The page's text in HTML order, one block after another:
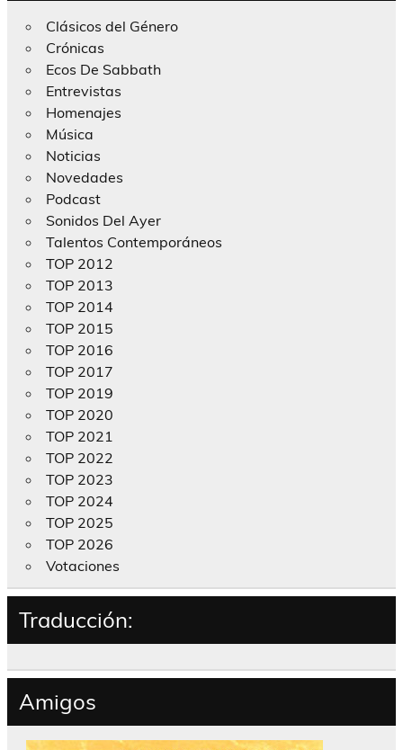
Clásicos del Género
Crónicas
Ecos De Sabbath
Entrevistas
Homenajes
Música
Noticias
Novedades
Podcast
Sonidos Del Ayer
Talentos Contemporáneos
TOP 2012
TOP 2013
TOP 2014
TOP 2015
TOP 2016
TOP 2017
TOP 2019
TOP 2020
TOP 2021
TOP 2022
TOP 2023
TOP 2024
TOP 2025
TOP 2026
Votaciones
Traducción:
Amigos